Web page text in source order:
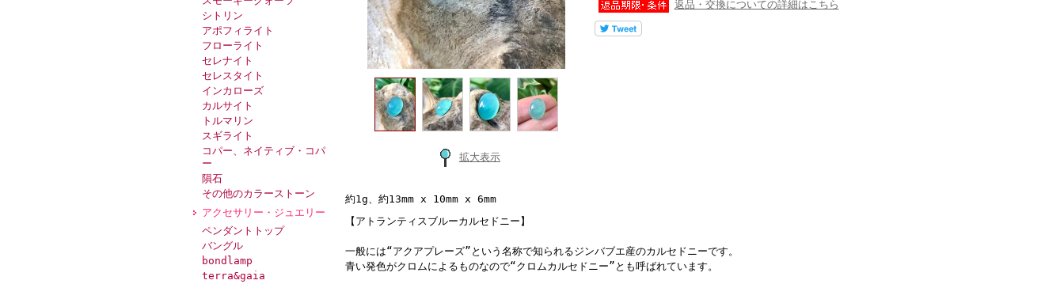
シトリン
アポフィライト
フローライト
セレナイト
セレスタイト
インカローズ
カルサイト
トルマリン
スギライト
コパー、ネイティブ・コパ
ー
隕石
その他のカラーストーン
アクセサリー・ジュエリー
ペンダントトップ
バングル
bondlamp
terra&gaia
拡大表示
返品・交換についての詳細はこちら
約1g、約13mm x 10mm x 6mm
【アトランティスブルーカルセドニー】
一般には“アクアプレーズ”という名称で知られるジンバブエ産のカルセドニーです。
青い発色がクロムによるものなので“クロムカルセドニー”とも呼ばれています。